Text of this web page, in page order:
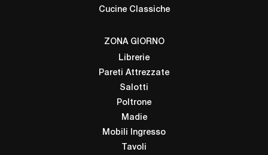
Cucine Classiche
ZONA GIORNO
Librerie
Pareti Attrezzate
Salotti
Poltrone
Madie
Mobili Ingresso
Tavoli